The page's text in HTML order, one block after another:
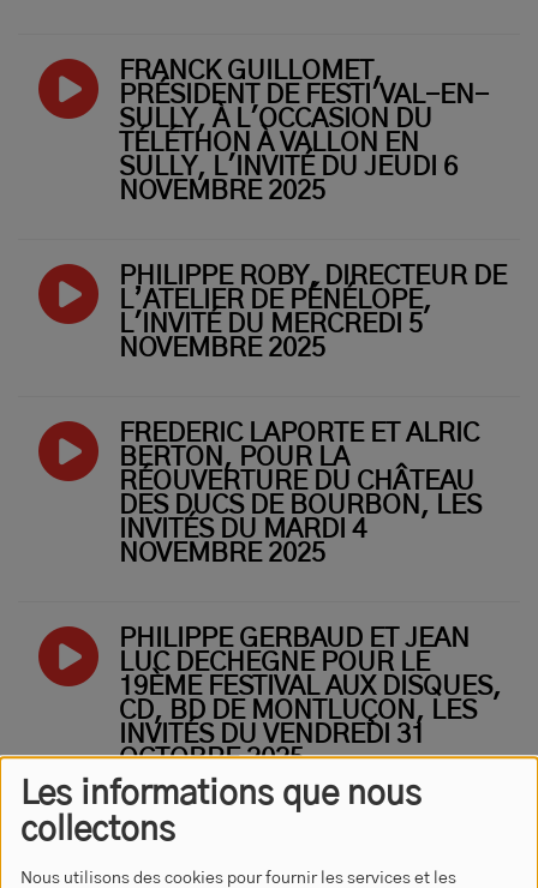
Les informations que nous
collectons
Nous utilisons des cookies pour fournir les services et les
FRANCK GUILLOMET,
PRÉSIDENT DE FESTI'VAL-EN-
SULLY, À L'OCCASION DU
TÉLÉTHON À VALLON EN
SULLY, L'INVITÉ DU JEUDI 6
NOVEMBRE 2025
PHILIPPE ROBY, DIRECTEUR DE
L’ATELIER DE PÉNÉLOPE,
L'INVITÉ DU MERCREDI 5
NOVEMBRE 2025
FRÉDÉRIC LAPORTE ET ALRIC
BERTON, POUR LA
RÉOUVERTURE DU CHÂTEAU
DES DUCS DE BOURBON, LES
INVITÉS DU MARDI 4
NOVEMBRE 2025
PHILIPPE GERBAUD ET JEAN
LUC DECHEGNE POUR LE
19ÈME FESTIVAL AUX DISQUES,
CD, BD DE MONTLUÇON, LES
INVITÉS DU VENDREDI 31
OCTOBRE 2025
DOMINIQUE AUCLAIR ET CYRIL
GILGENKRANTZ POUR LA 1ÈRE